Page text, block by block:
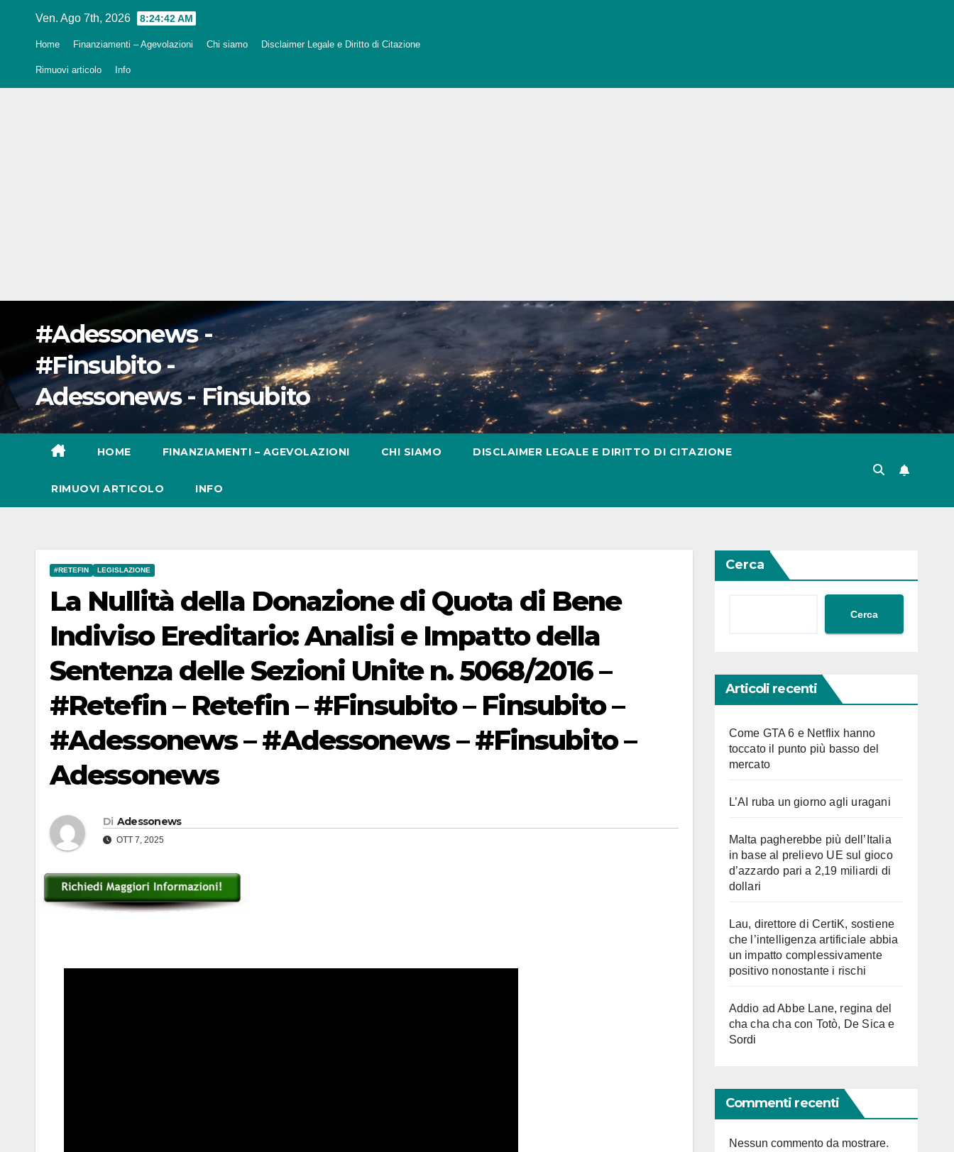
Ven. Ago 7th, 2026 8:24:43 AM
Home Finanziamenti – Agevolazioni Chi siamo Disclaimer Legale e Diritto di Citazione
Rimuovi articolo Info
#Adessonews -
#Finsubito -
Adessonews - Finsubito
HOME FINANZIAMENTI – AGEVOLAZIONI CHI SIAMO DISCLAIMER LEGALE E DIRITTO DI CITAZIONE
RIMUOVI ARTICOLO INFO
#RETEFIN LEGISLAZIONE
La Nullità della Donazione di Quota di Bene
Indiviso Ereditario: Analisi e Impatto della
Sentenza delle Sezioni Unite n. 5068/2016 –
#Retefin – Retefin – #Finsubito – Finsubito –
#Adessonews – #Adessonews – #Finsubito –
Adessonews
Di Adessonews
OTT 7, 2025
Cerca
Cerca
Articoli recenti
Come GTA 6 e Netflix hanno
toccato il punto più basso del
mercato
L’AI ruba un giorno agli uragani
Malta pagherebbe più dell’Italia
in base al prelievo UE sul gioco
d’azzardo pari a 2,19 miliardi di
dollari
Lau, direttore di CertiK, sostiene
che l’intelligenza artificiale abbia
un impatto complessivamente
positivo nonostante i rischi
Addio ad Abbe Lane, regina del
cha cha cha con Totò, De Sica e
Sordi
Commenti recenti
Nessun commento da mostrare.